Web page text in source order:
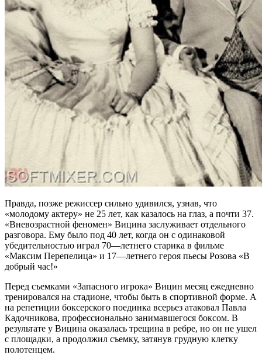
Правда, позже режиссер сильно удивился, узнав, что
«молодому актеру» не 25 лет, как казалось на глаз, а почти 37.
«Вневозрастной феномен» Вицина заслуживает отдельного
разговора. Ему было под 40 лет, когда он с одинаковой
убедительностью играл 70—летнего старика в фильме
«Максим Перепелица» и 17—летнего героя пьесы Розова «В
добрый час!»
Перед съемками «Запасного игрока» Вицин месяц ежедневно
тренировался на стадионе, чтобы быть в спортивной форме. А
на репетиции боксерского поединка всерьез атаковал Павла
Кадочникова, профессионально занимавшегося боксом. В
результате у Вицина оказалась трещина в ребре, но он не ушел
с площадки, а продолжил съемку, затянув грудную клетку
полотенцем.